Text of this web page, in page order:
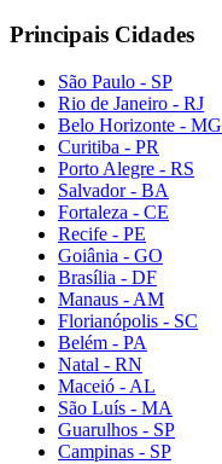
Principais Cidades
São Paulo - SP
Rio de Janeiro - RJ
Belo Horizonte - MG
Curitiba - PR
Porto Alegre - RS
Salvador - BA
Fortaleza - CE
Recife - PE
Goiânia - GO
Brasília - DF
Manaus - AM
Florianópolis - SC
Belém - PA
Natal - RN
Maceió - AL
São Luís - MA
Guarulhos - SP
Campinas - SP